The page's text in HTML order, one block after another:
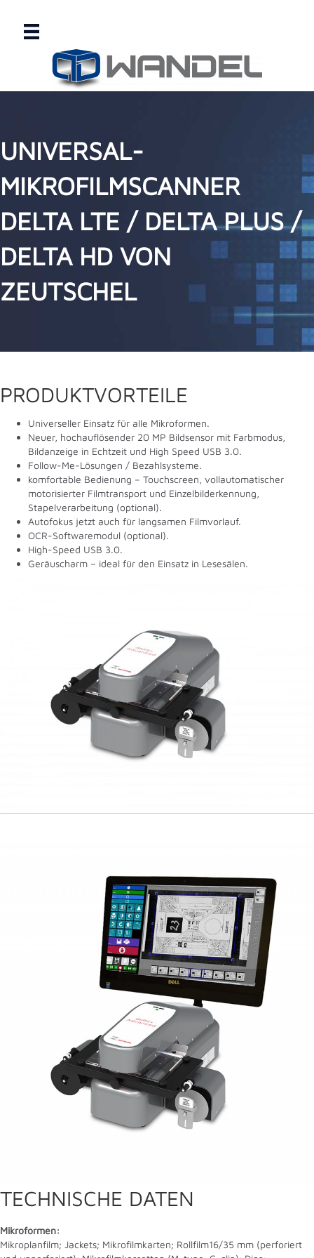
UNIVERSAL-
MIKROFILMSCANNER
DELTA LTE / DELTA PLUS /
DELTA HD VON
ZEUTSCHEL
PRODUKTVORTEILE
Universeller Einsatz für alle Mikroformen.
Neuer, hochauflösender 20 MP Bildsensor mit Farbmodus,
Bildanzeige in Echtzeit und High Speed USB 3.0.
Follow-Me-Lösungen / Bezahlsysteme.
komfortable Bedienung – Touchscreen, vollautomatischer
motorisierter Filmtransport und Einzelbilderkennung,
Stapelverarbeitung (optional).
Autofokus jetzt auch für langsamen Filmvorlauf.
OCR-Softwaremodul (optional).
High-Speed USB 3.0.
Geräuscharm – ideal für den Einsatz in Lesesälen.
TECHNISCHE DATEN
Mikroformen:
Mikroplanfilm; Jackets; Mikrofilmkarten; Rollfilm16/35 mm (perforiert